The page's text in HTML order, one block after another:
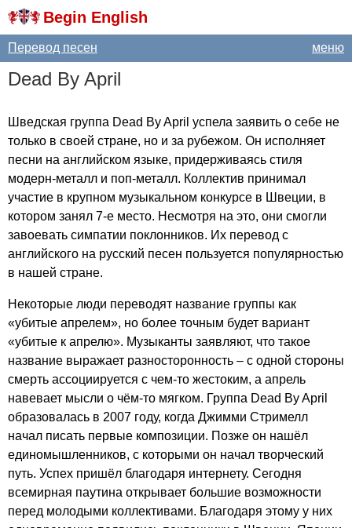
Begin English
меню
Перевод песен
Dead By April
Шведская группа Dead ByApril успела заявить о себе не
только в своей стране, но и за рубежом. Он исполняет
песни на английском языке, придерживаясь стиля
модерн-металл и поп-металл. Коллектив принимал
участие в крупном музыкальном конкурсе в Швеции, в
котором занял 7-е место. Несмотря на это, они смогли
завоевать симпатии поклонников. Их перевод с
английского на русский песен пользуется популярностью
в нашей стране.
Некоторые люди переводят название группы как
«убитые апрелем», но более точным будет вариант
«убитые к апрелю». Музыканты заявляют, что такое
название выражает разносторонность – с одной стороны
смерть ассоциируется с чем-то жестоким, а апрель
навевает мысли о чём-то мягком. Группа Dead ByApril
образовалась в 2007 году, когда Джимми Стримелл
начал писать первые композиции. Позже он нашёл
единомышленников, с которыми он начал творческий
путь. Успех пришёл благодаря интернету. Сегодня
всемирная паутина открывает большие возможности
перед молодыми коллективами. Благодаря этому у них